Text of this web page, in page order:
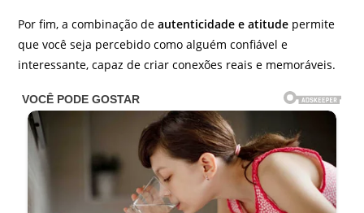
Por fim, a combinação deautenticidade e atitude permite
que você seja percebido como alguém confiável e
interessante, capaz de criar conexões reais e memoráveis.